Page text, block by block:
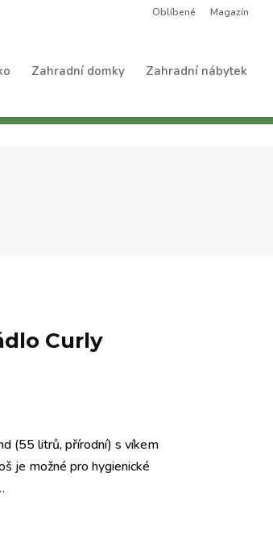
Oblíbené Magazín
Zahradní domky Zahradní nábytek
Curly
(55 litrů, přírodní) s víkem
je možné pro hygienické